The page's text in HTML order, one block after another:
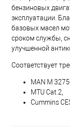
бензиновых
эксплуатации.
базовых масел
сроком службы,
улучшенной
Соответствует
MAN M
MTU Сat.2,
Cummins